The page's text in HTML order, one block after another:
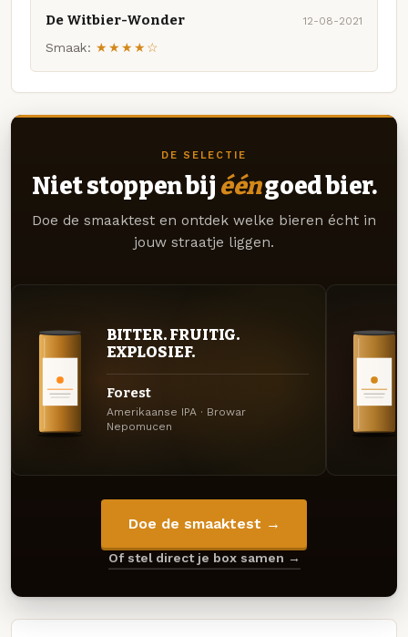
De Witbier-Wonder 12-08-2021
Smaak: ★★★★☆
DE SELECTIE
Niet stoppen bij ééngoed bier.
Doe de smaaktest en ontdek welke bieren écht in
jouw straatje liggen.
BITTER. FRUITIG.
EXPLOSIEF.
Forest
Amerikaanse IPA · Browar
Nepomucen
Doe de smaaktest →
Of stel direct je box samen →